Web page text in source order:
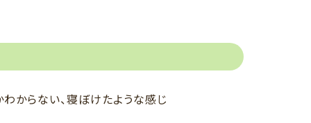
からない、寝ぼけたような感じ